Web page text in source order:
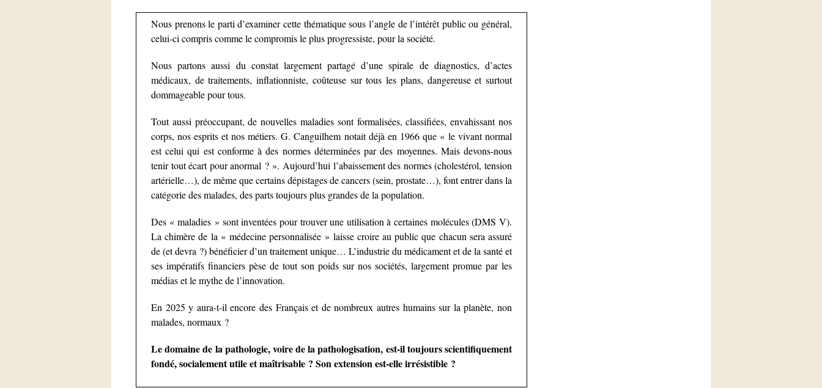
Nous prenons le parti d’examiner cette thématique sous l’angle de l’intérêt public ou général,
celui-ci compris comme le compromis le plus progressiste, pour la société.
Nous partons aussi du constat largement partagé d’une spirale de diagnostics, d’actes
médicaux, de traitements, inflationniste, coûteuse sur tous les plans, dangereuse et surtout
dommageable pour tous.
Tout aussi préoccupant, de nouvelles maladies sont formalisées, classifiées, envahissant nos
corps, nos esprits et nos métiers. G. Canguilhem notait déjà en 1966 que « le vivant normal
est celui qui est conforme à des normes déterminées par des moyennes. Mais devons-nous
tenir tout écart pour anormal ? ». Aujourd’hui l’abaissement des normes (cholestérol, tension
artérielle…), de même que certains dépistages de cancers (sein, prostate…), font entrer dans la
catégorie des malades, des parts toujours plus grandes de la population.
Des « maladies » sont inventées pour trouver une utilisation à certaines molécules (DMS V).
La chimère de la « médecine personnalisée » laisse croire au public que chacun sera assuré
de (et devra ?) bénéficier d’un traitement unique… L’industrie du médicament et de la santé et
ses impératifs financiers pèse de tout son poids sur nos sociétés, largement promue par les
médias et le mythe de l’innovation.
En 2025 y aura-t-il encore des Français et de nombreux autres humains sur la planète, non
malades, normaux ?
Le domaine de la pathologie, voire de la pathologisation, est-il toujours scientifiquement
fondé, socialement utile et maîtrisable ? Son extension est-elle irrésistible ?